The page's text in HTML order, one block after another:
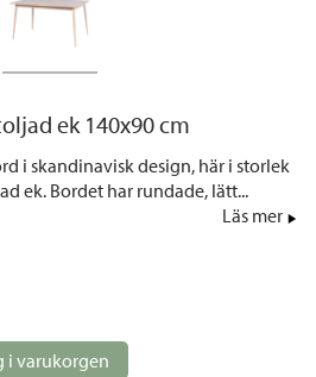
ek 140x90 cm
i skandinavisk design, här i storlek
ek. Bordet har rundade, lätt...
Läs mer
i varukorgen